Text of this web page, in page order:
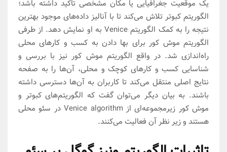
یک موقعیت جغرافیایی یا مکان مشخصی تاکید داشته باشد؛
الگوریتم کبوتر تلاش می‌کند تا با آنالیز داده‌های موجود بهترین
نتیجه را به کمک الگوریتم Venice به او نمایش دهد. از طرفی
الگوریتم موش کور برای بها دادن به کسب و کار‌های محلی
راه‌اندازی شد. در واقع الگوریتم موش کور نیز با بررسی و
شناسایی کسب و کار‌های کوچک و محلی، آن‌ها را به صفحه
نتایج اصلی منتقل می‌کند تا کاربران به آن‌ها دسترسی داشته
باشند. به بیان دیگر می‌توان گفت که الگوریتم‌های کبوتر و
موش کور زیرمجموعه‌ای از Venice algorithm در سئو محلی
هستند و زیر نظر آن فعالیت می‌کنند.